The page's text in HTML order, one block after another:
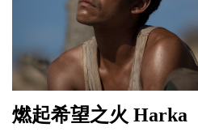
燃起希望之火 Harka